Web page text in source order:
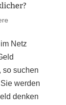
Netz
so suchen
werden
denken